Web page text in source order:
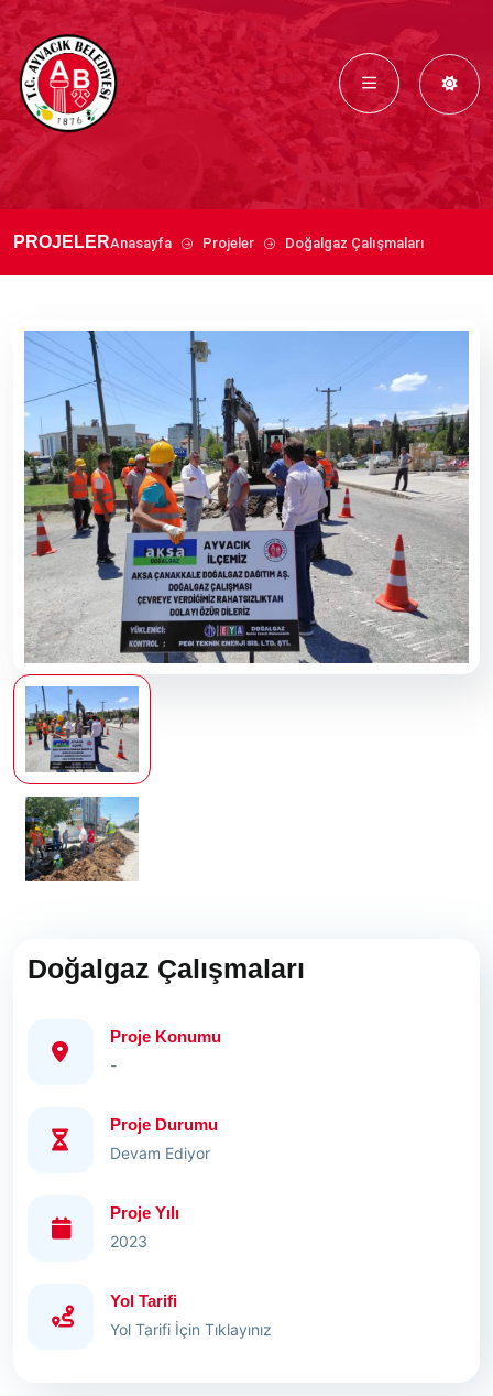
PROJELERAnasayfa Projeler Doğalgaz Çalışmaları
Doğalgaz Çalışmaları
Proje Konumu
-
Proje Durumu
Devam Ediyor
Proje Yılı
2023
Yol Tarifi
Yol Tarifi İçin Tıklayınız